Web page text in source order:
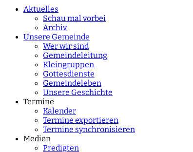
Aktuelles
Schau mal vorbei
Archiv
Unsere Gemeinde
Wer wir sind
Gemeindeleitung
Kleingruppen
Gottesdienste
Gemeindeleben
Unsere Geschichte
Termine
Kalender
Termine exportieren
Termine synchronisieren
Medien
Predigten